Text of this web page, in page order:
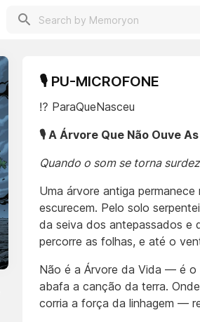
🎙️ PU-MICROFONE
⁉️ ParaQueNasceu
🎙️ A Árvore Que Não Ouve
Quando o som se torna
Uma árvore antiga
escurecem. Pelo solo
da seiva dos antepassados e
percorre as folhas, e até o
Não é a Árvore da Vida — é o
abafa a canção da terra.
corria a força da linhagem —